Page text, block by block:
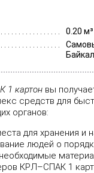
0.20 м³
1 картон вы
средств для
органов:
для хранения и
людей о
КРЛ–СПАК 1